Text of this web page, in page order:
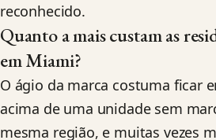
reconhecido.
Quanto a mais custam as
em Miami?
O ágio da marca costuma ficar
acima de uma unidade sem
mesma região, e muitas vezes